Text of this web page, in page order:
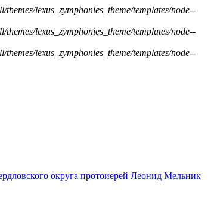
lexus_zymphonies_theme/templates/node--
lexus_zymphonies_theme/templates/node--
lexus_zymphonies_theme/templates/node--
округа протоиерей Леонид Мельник